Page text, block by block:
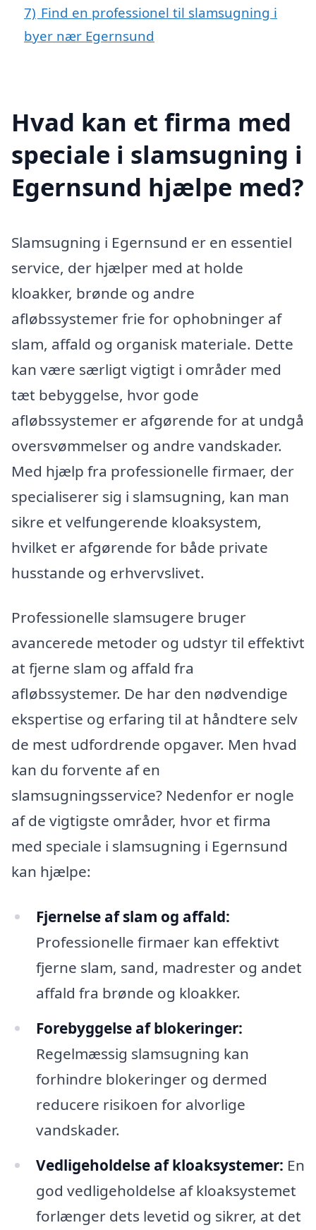
7) Find en professionel til slamsugning i
byer nær Egernsund
Hvad kan et firma med
speciale i slamsugning i
Egernsund hjælpe med?
Slamsugning i Egernsund er en essentiel
service, der hjælper med at holde
kloakker, brønde og andre
afløbssystemer frie for ophobninger af
slam, affald og organisk materiale. Dette
kan være særligt vigtigt i områder med
tæt bebyggelse, hvor gode
afløbssystemer er afgørende for at undgå
oversvømmelser og andre vandskader.
Med hjælp fra professionelle firmaer, der
specialiserer sig i slamsugning, kan man
sikre et velfungerende kloaksystem,
hvilket er afgørende for både private
husstande og erhvervslivet.
Professionelle slamsugere bruger
avancerede metoder og udstyr til effektivt
at fjerne slam og affald fra
afløbssystemer. De har den nødvendige
ekspertise og erfaring til at håndtere selv
de mest udfordrende opgaver. Men hvad
kan du forvente af en
slamsugningsservice? Nedenfor er nogle
af de vigtigste områder, hvor et firma
med speciale i slamsugning i Egernsund
kan hjælpe:
Fjernelse af slam og affald:
Professionelle firmaer kan effektivt
fjerne slam, sand, madrester og andet
affald fra brønde og kloakker.
Forebyggelse af blokeringer:
Regelmæssig slamsugning kan
forhindre blokeringer og dermed
reducere risikoen for alvorlige
vandskader.
Vedligeholdelse af kloaksystemer: En
god vedligeholdelse af kloaksystemet
forlænger dets levetid og sikrer, at det